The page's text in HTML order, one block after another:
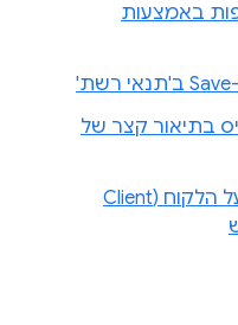
באמצעות
בתיאור קצר של
שינוי גורמי הצורה ברמזים על הלקוח (Client